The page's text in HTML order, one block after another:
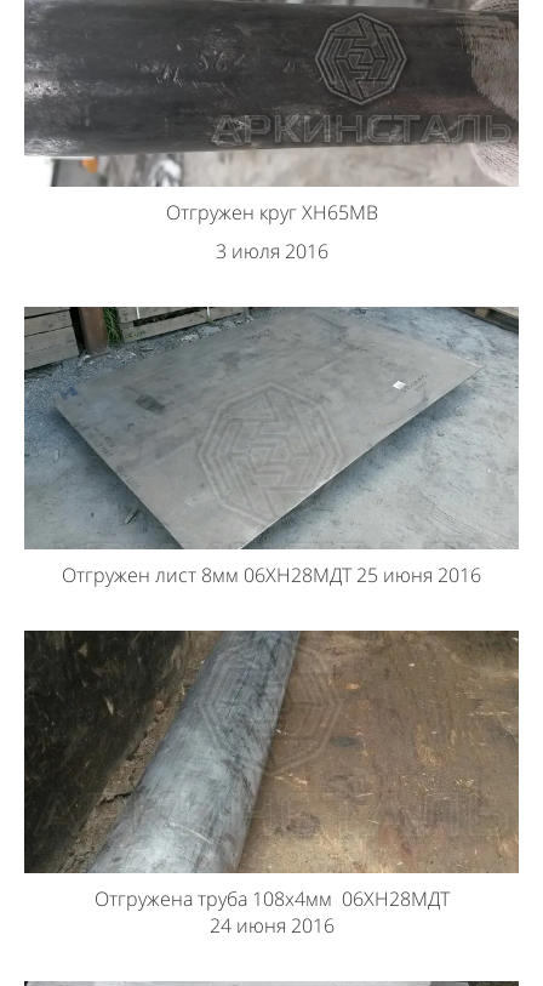
Отгружен круг ХН65МВ
3 июля 2016
Отгружен лист 8мм 06ХН28МДТ 25 июня 2016
Отгружена труба 108х4мм 06ХН28МДТ
24 июня 2016